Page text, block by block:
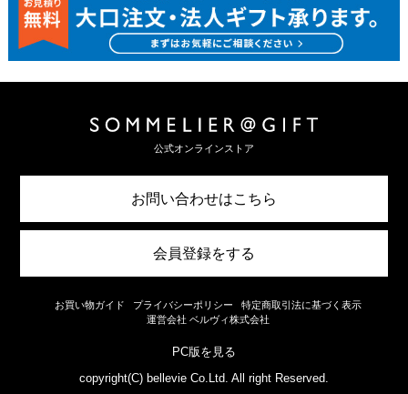
公式オンラインストア
お問い合わせはこちら
会員登録をする
お買い物ガイド プライバシーポリシー
特定商取引法に基づく表示
運営会社 ベルヴィ株式会社
PC版を見る
copyright(C) bellevie Co.Ltd. All right Reserved.